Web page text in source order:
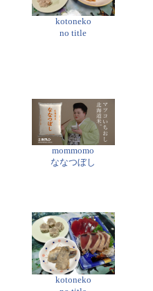
kotoneko
no title
mommomo
ななつぼし
kotoneko